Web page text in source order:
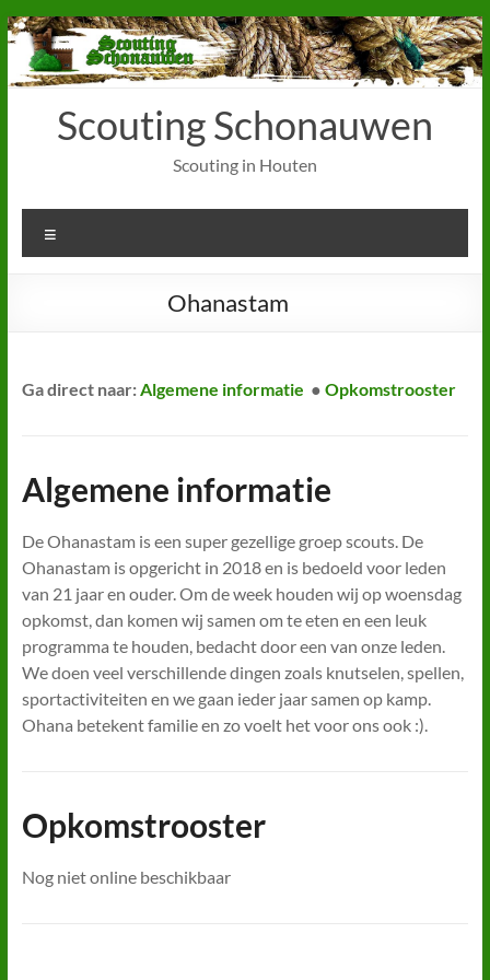
Ga
naar
de
inhoud
Scouting Schonauwen
Scouting in Houten
Ohanastam
Ga direct naar:Algemene informatie ● Opkomstrooster
Algemene informatie
De Ohanastam is een super gezellige groep scouts. De
Ohanastam is opgericht in 2018 en is bedoeld voor leden
van 21 jaar en ouder. Om de week houden wij op woensdag
opkomst, dan komen wij samen om te eten en een leuk
programma te houden, bedacht door een van onze leden.
We doen veel verschillende dingen zoals knutselen, spellen,
sportactiviteiten en we gaan ieder jaar samen op kamp.
Ohana betekent familie en zo voelt het voor ons ook :).
Opkomstrooster
Nog niet online beschikbaar